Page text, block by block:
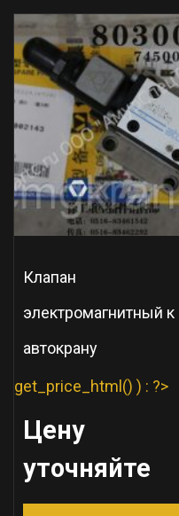
Клапан
электромагнитный к
автокрану
get_price_html() ) : ?>
Цену
уточняйте